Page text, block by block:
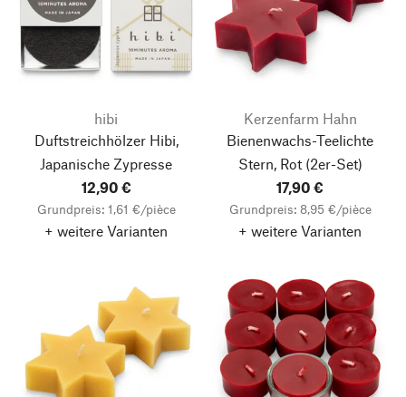
hibi
Duftstreichhölzer Hibi,
Japanische Zypresse
12,90 €
Grundpreis: 1,61 €/pièce
+ weitere Varianten
Kerzenfarm Hahn
Bienenwachs-Teelichte
Stern, Rot(2er-Set)
17,90 €
Grundpreis: 8,95 €/pièce
+ weitere Varianten